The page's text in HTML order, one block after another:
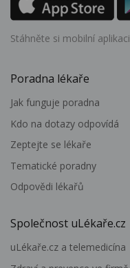
Stáhněte si mobilní aplikaci
Poradna lékaře
Jak funguje poradna
Kdo na dotazy odpovídá
Zeptejte se lékaře
Tematické poradny
Odpovědi lékařů
Společnost uLékaře.cz
uLékaře.cz a telemedicína